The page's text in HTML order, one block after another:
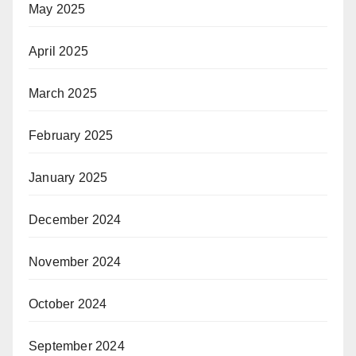
May 2025
April 2025
March 2025
February 2025
January 2025
December 2024
November 2024
October 2024
September 2024